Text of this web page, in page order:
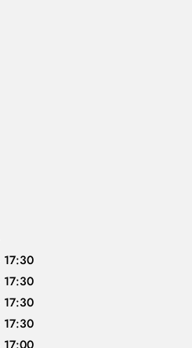
17:30
17:30
17:30
17:30
17:00